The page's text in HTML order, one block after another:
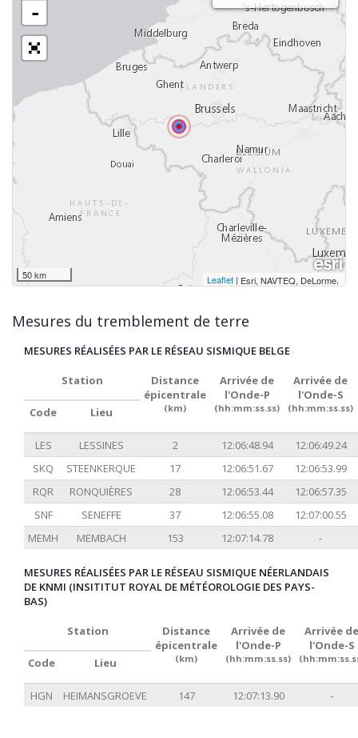
-
50 km Leaflet | Esri, NAVTEQ, DeLorme,
Mesures du tremblement de terre
MESURES RÉALISÉES PAR LE RÉSEAU SISMIQUE BELGE
Station
Distance
épicentrale
(km)
Arrivée de
l'Onde-P
(hh:mm:ss.ss)
Arrivée de
l'Onde-S
(hh:mm:ss.ss)
Code Lieu
LES LESSINES 2 12:06:48.94
12:06:49.24
SKQ
STEENKERQUE 17 12:06:51.67
12:06:53.99
RQR
RONQUIÈRES 28 12:06:53.44
12:06:57.35
SNF
SENEFFE 37 12:06:55.08
12:07:00.55
MEMH
MEMBACH 153 12:07:14.78 -
MESURES RÉALISÉES PAR LE RÉSEAU SISMIQUE NÉERLANDAIS
DE KNMI (INSITITUT ROYAL DE MÉTÉOROLOGIE DES PAYS-
BAS)
Station
Distance
épicentrale
(km)
Arrivée de
l'Onde-P
(hh:mm:ss.ss)
Arrivée de
l'Onde-S
Code Lieu
HGN HEIMANSGROEVE 147 12:07:13.90 -